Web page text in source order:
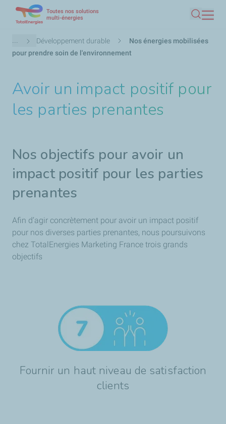
contenu
principal
Toutes nos solutions
multi-énergies
Fil
d'Ariane
... Développement durable
Nos énergies mobilisées
pour prendre soin de l'environnement
Avoir un impact positif pour
les parties prenantes
Nos objectifs pour avoir un
impact positif pour les parties
prenantes
Afin d’agir concrètement pour avoir un impact positif
pour nos diverses parties prenantes, nous poursuivons
chez TotalEnergies Marketing France trois grands
objectifs
Fournir un haut niveau de satisfaction
clients